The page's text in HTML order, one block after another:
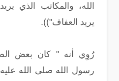
الله، والمكاتب الذي
يريد العفاف")).
رُوِي أنه " كان بعض
رسول الله صلى الله